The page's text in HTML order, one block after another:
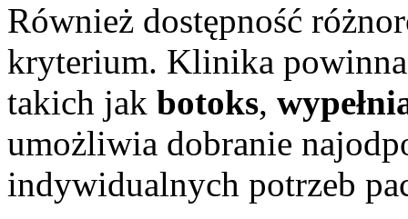
Również dostępność
kryterium. Klinika powinna
takich jak botoks,
umożliwia dobranie
indywidualnych potrzeb